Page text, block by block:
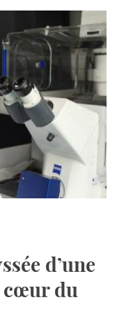
d’une
cœur du